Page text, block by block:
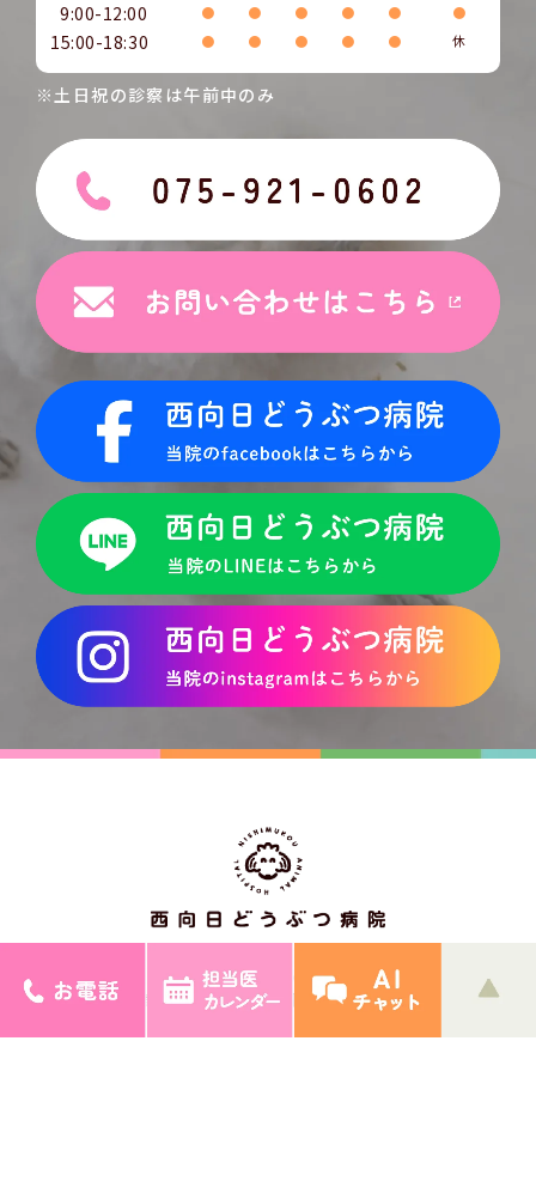
9:00-12:00 ● ● ● ● ● ●
15:00-18:30 ● ● ● ● ● 休
※土日祝の診察は午前中のみ
〒617-0006
京都府向日市上植野町下川原28番地の1